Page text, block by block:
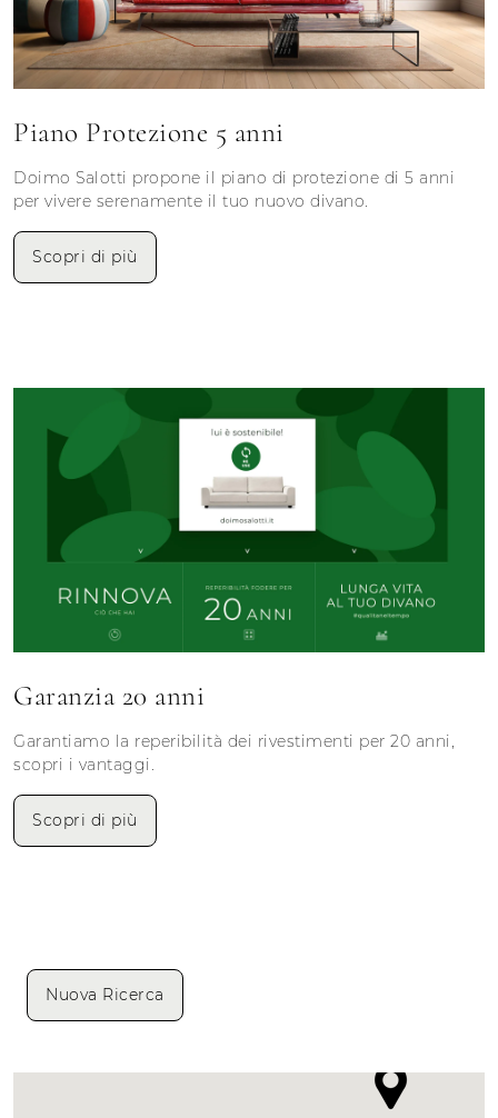
Piano Protezione 5 anni
Doimo Salotti propone il piano di protezione di 5 anni
per vivere serenamente il tuo nuovo divano.
Scopri di più
Garanzia 20 anni
Garantiamo la reperibilità dei rivestimenti per 20 anni,
scopri i vantaggi.
Scopri di più
Nuova Ricerca